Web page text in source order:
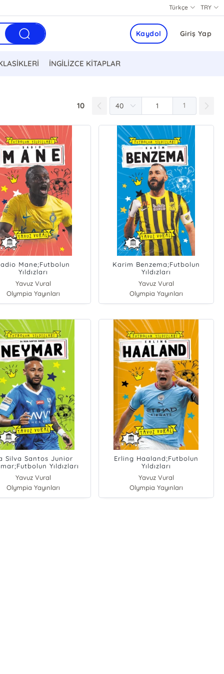
TRY
Türkçe
Giriş Yap
Kaydol
İNGİLİZCE KİTAPLAR
10 1
Mane;Futbolun
Yıldızları
Yavuz Vural
Olympia Yayınları
Karim Benzema;Futbolun
Yıldızları
Yavuz Vural
Olympia Yayınları
Silva Santos Junior
Yıldızları
Yavuz Vural
Olympia Yayınları
Erling Haaland;Futbolun
Yıldızları
Yavuz Vural
Olympia Yayınları